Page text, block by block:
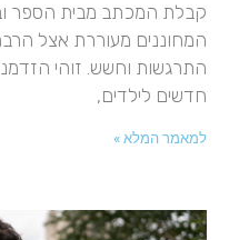
קבלת המכתב מבית הספר
המחוננים מעוררת אצל
התרגשות וחשש. זוהי
חדשים לילדים,
למאמר המלא »